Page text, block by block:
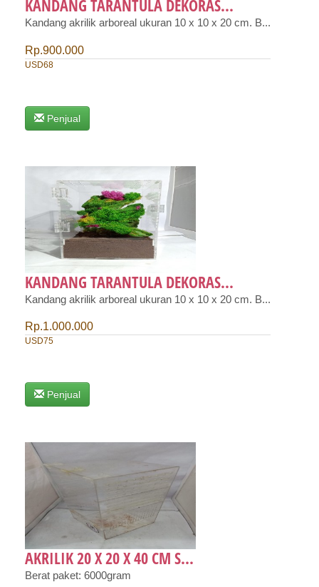
KANDANG TARANTULA DEKORAS...
Kandang akrilik arboreal ukuran 10 x 10 x 20 cm. B...
Rp.900.000
USD68
Penjual
KANDANG TARANTULA DEKORAS...
Kandang akrilik arboreal ukuran 10 x 10 x 20 cm. B...
Rp.1.000.000
USD75
Penjual
AKRILIK 20 X 20 X 40 CM S...
Berat paket: 6000gram